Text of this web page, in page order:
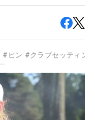
# ピン #クラブセッティン